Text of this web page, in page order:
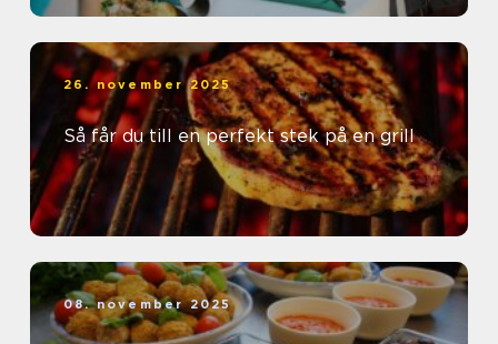
26. november 2025
Så får du till en perfekt stek på en grill
08. november 2025